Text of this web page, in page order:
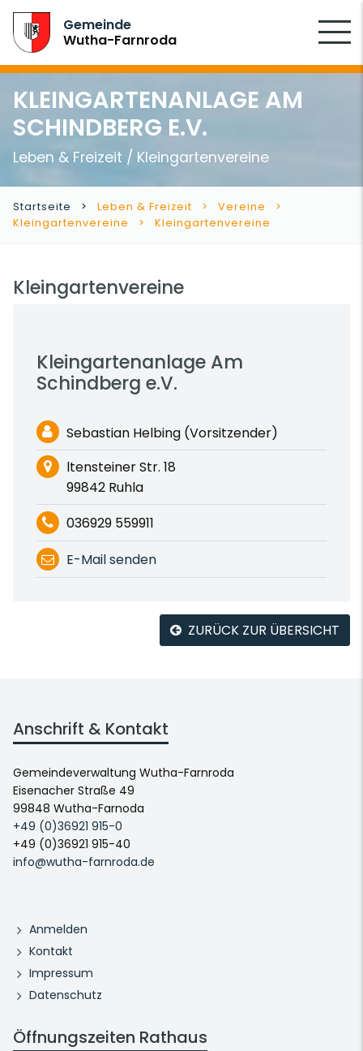
Gemeinde
Wutha-Farnroda
KLEINGARTENANLAGE AM
SCHINDBERG E.V.
Leben & Freizeit / Kleingartenvereine
Startseite Leben & Freizeit
Vereine
Kleingartenvereine
Kleingartenvereine
Kleingartenvereine
Kleingartenanlage Am
Schindberg e.V.
Sebastian Helbing (Vorsitzender)
ltensteiner Str. 18
99842 Ruhla
036929 559911
E-Mail senden
ZURÜCK ZUR ÜBERSICHT
Anschrift & Kontakt
Gemeindeverwaltung Wutha-Farnroda
Eisenacher Straße 49
99848 Wutha-Farnoda
+49 (0)36921 915-0
+49 (0)36921 915-40
info@wutha-farnroda.de
Anmelden
Kontakt
Impressum
Datenschutz
Öffnungszeiten Rathaus